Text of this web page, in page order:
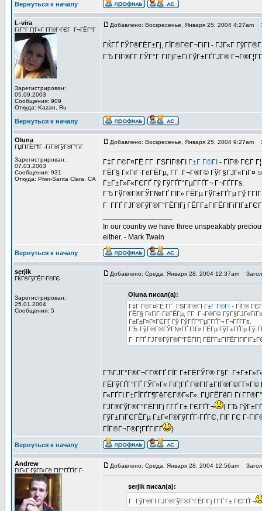
Вернуться к началу
L-vira
ГѓГ°Г Г¦Г¤Г Г­Г®Г·ГЄГ Г¬ГЁГ°Г
Зарегистрирован:
05.09.2003
Сообщения: 909
Откуда: Kazan, Ru
Добавлено: Воскресенье, Января 25, 2004 4:27am
ГЌГҐ ГЎГ®ГЁГ±Гј, ГЇГ®Г©Г¬ГіГІ - ГЈГ«Г
ГЂ ГЇГ®Г­Г ГЎГ°Г ГІГјГ±Гї ГўГ±ГҐГЈГ®
Вернуться к началу
Oluna
ГЏГІГЁГ¶Г -ГѓГ®ГўГ®Г°ГіГ­
Зарегистрирован:
07.03.2003
Сообщения: 931
Откуда: Piter-Santa Clara, CA
Добавлено: Воскресенье, Января 25, 2004 9:27am
Г‡Г Г©Г¤ГЁ Г­Г ГЅГІГ®ГІ Г±Г Г©ГІ - ГЇГ® ГЄГ
ГЁГ§ Г«ГіГ·ГёГЁГµ, Г­Г Г¬Г®Г© ГўГ§ГЈГ«ГїГ¤
Г±Г±Г»Г«ГЄГҐ Гў ГўГҐГ°ГµГ­ГҐГ¬ Г¬ГҐГ­Гѕ.
ГЂ ГўГ®Г®ГЎГ№ГҐ ГІГ» ГЁГµ ГўГ±ГҐГµ Гў ГГІГ
Г Г­ГҐ ГЈГ®ГўГ®Г°ГЁГІГј
In our country we have three unspeakably
either. - Mark Twain
Вернуться к началу
serjik
ГЌГ®ГўГЁГ·Г®ГЄ
Зарегистрирован:
25.01.2004
Сообщения: 5
Добавлено: Среда, Января 28, 2004 12:37am
Oluna писал(а):
Г‡Г Г©Г¤ГЁ Г­Г ГЅГІГ®ГІ Г±Г Г©ГІ - ГЇГ®
ГЁГ§ Г«ГіГ·ГёГЁГµ, Г­Г Г¬Г®Г©
Г±Г±Г»Г«ГЄГҐ Гў ГўГҐГ°ГµГ­ГҐГ¬ Г¬ГҐГ­Гѕ.
ГЂ ГўГ®Г®ГЎГ№ГҐ ГІГ» ГЁГµ ГўГ±ГҐГµ Гў
Г Г­ГҐ ГЈГ®ГўГ®Г°ГЁГІГј
ГЋГЈГ°Г®Г¬Г­Г®ГҐ ГЇГ Г±ГЁГЎГ® Г§Г
ГЁГўГҐГ°ГҐ ГЎГ»Г« ГіГ¦ГҐ
Г«ГҐГІ Г±ГЇГҐГ¶ГёГЄГ®Г«Г». ГЏГЁГёГі Гї
ГЈГ®ГўГ®Г°ГЁГІГј Г­ГҐ Г± ГЄГҐГ¬
( ГЂ
ГўГ±ГїГЄГЁГµ Г±Г«Г®ГўГҐГ·ГҐГЄ, ГІГ ГЄ
ГЇГ®Г¬Г®Г¦ГҐГІГҐ
)
Вернуться к началу
Andrew
ГѓГ«Г ГўГ­Г»Г© ГІГ°ГҐГЇГ Г·
Добавлено: Среда, Января 28, 2004 12:56am
serjik писал(а):
Г ГўГ®ГІ ГЈГ®ГўГ®Г°ГЁГІГј Г­ГҐ Г± ГЄГҐГ¬